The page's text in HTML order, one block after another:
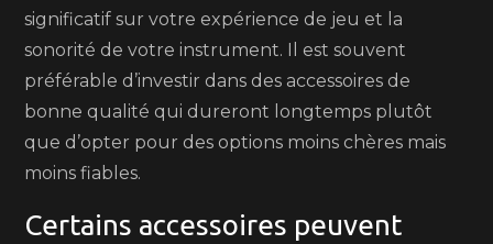
significatif sur votre expérience de jeu et la
sonorité de votre instrument. Il est souvent
préférable d’investir dans des accessoires de
bonne qualité qui dureront longtemps plutôt
que d’opter pour des options moins chères mais
moins fiables.
Certains accessoires peuvent